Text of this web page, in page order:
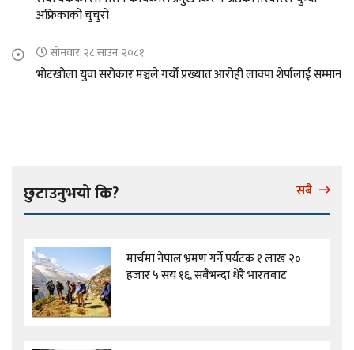
अफ्रिकाको चुचुरो
सोमवार, २८ साउन, २०८१
भोटखोला युवा सरोकार मञ्चले गर्यो प्रख्यात आरोही लाक्पा शेर्पालाई सम्मान
छुटाउनुभयो कि? सबै
मार्चमा नेपाल भ्रमण गर्ने पर्यटक १ लाख २०
हजार ५ सय १६, सबैभन्दा धेरै भारतबाट